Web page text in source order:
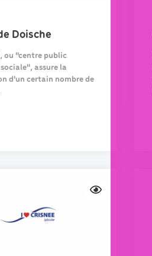
Doische
ou "centre public
assure la
d'un certain nombre de